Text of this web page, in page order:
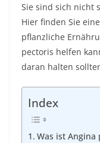
Sie sind sich nicht
Hier finden Sie
pflanzliche
pectoris helfen
daran halten
Index
Was ist Angina